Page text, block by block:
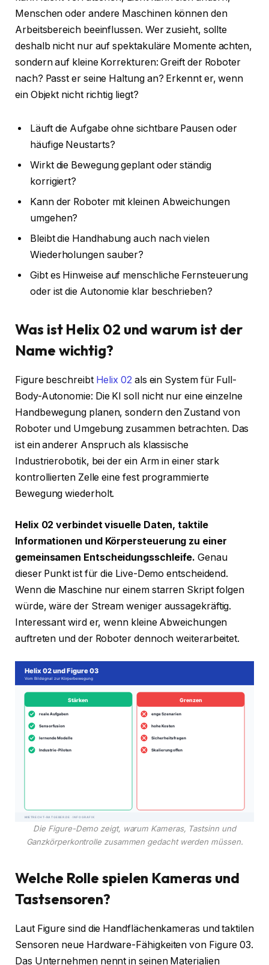
Menschen oder andere Maschinen können den
Arbeitsbereich beeinflussen. Wer zusieht, sollte
deshalb nicht nur auf spektakuläre Momente achten,
sondern auf kleine Korrekturen: Greift der Roboter
nach? Passt er seine Haltung an? Erkennt er, wenn
ein Objekt nicht richtig liegt?
Läuft die Aufgabe ohne sichtbare Pausen oder
häufige Neustarts?
Wirkt die Bewegung geplant oder ständig
korrigiert?
Kann der Roboter mit kleinen Abweichungen
umgehen?
Bleibt die Handhabung auch nach vielen
Wiederholungen sauber?
Gibt es Hinweise auf menschliche Fernsteuerung
oder ist die Autonomie klar beschrieben?
Was ist Helix 02 und warum ist der
Name wichtig?
Figure beschreibt Helix 02 als ein System für Full-
Body-Autonomie: Die KI soll nicht nur eine einzelne
Handbewegung planen, sondern den Zustand von
Roboter und Umgebung zusammen betrachten. Das
ist ein anderer Anspruch als klassische
Industrierobotik, bei der ein Arm in einer stark
kontrollierten Zelle eine fest programmierte
Bewegung wiederholt.
Helix 02 verbindet visuelle Daten, taktile
Informationen und Körpersteuerung zu einer
gemeinsamen Entscheidungsschleife. Genau
dieser Punkt ist für die Live-Demo entscheidend.
Wenn die Maschine nur einem starren Skript folgen
würde, wäre der Stream weniger aussagekräftig.
Interessant wird er, wenn kleine Abweichungen
auftreten und der Roboter dennoch weiterarbeitet.
Die Figure-Demo zeigt, warum Kameras, Tastsinn und
Ganzkörperkontrolle zusammen gedacht werden müssen.
Welche Rolle spielen Kameras und
Tastsensoren?
Laut Figure sind die Handflächenkameras und taktilen
Sensoren neue Hardware-Fähigkeiten von Figure 03.
Das Unternehmen nennt in seinen Materialien